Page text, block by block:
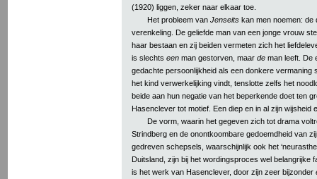
(1920) liggen, zeker naar elkaar toe.
Het probleem van Jenseits kan men noemen: de
verenkeling. De geliefde man van een jonge vrouw
haar bestaan en zij beiden vermeten zich het
is slechts een man gestorven, maar de man leeft. De
gedachte persoonlijkheid als een donkere vermaning
het kind verwerkelijking vindt, tenslotte zelfs het
beide aan hun negatie van het beperkende doet ten
Hasenclever tot motief. Een diep en in al zijn wijsheid
De vorm, waarin het gegeven zich tot drama
Strindberg en de onontkoombare gedoemdheid van
gedreven schepsels, waarschijnlijk ook het
Duitsland, zijn bij het wordingsproces wel belangrijke
is het werk van Hasenclever, door zijn zeer bijzonder